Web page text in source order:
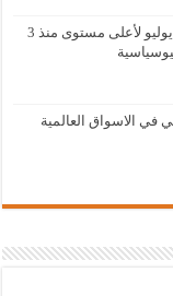
“الفاو”: ارتفاع أسعار الغذاء في يوليو لأعلى مستوى منذ 3
في الاسواق العالمية